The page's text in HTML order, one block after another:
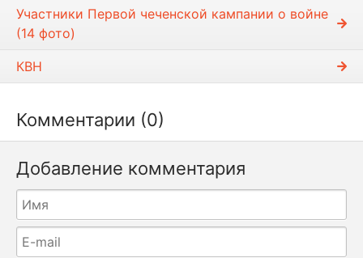
Участники Первой чеченской кампании о войне
(14 фото)
КВН
Комментарии (0)
Добавление комментария